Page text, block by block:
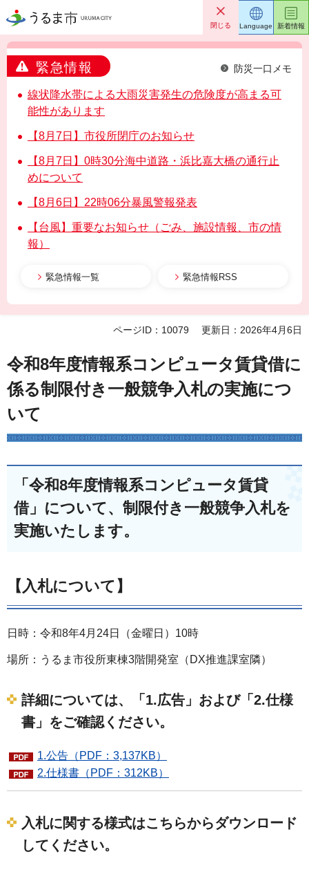
うるま市 閉じる
緊急情報 防災一口メモ
線状降水帯による大雨災害発生の危険度が高まる可
能性があります
【8月7日】市役所閉庁のお知らせ
【8月7日】0時30分海中道路・浜比嘉大橋の通行止
めについて
【8月6日】22時06分暴風警報発表
【台風】重要なお知らせ（ごみ、施設情報、市の情
報）
緊急情報一覧 緊急情報RSS
Language 新着情報
ページID：10079 更新日：2026年4月6日
令和8年度情報系コンピュータ賃貸借に
係る制限付き一般競争入札の実施につ
いて
「令和8年度情報系コンピュータ賃貸
借」について、制限付き一般競争入札を
実施いたします。
【入札について】
日時：令和8年4月24日（金曜日）10時
場所：うるま市役所東棟3階開発室（DX推進課室隣）
詳細については、「1.広告 」および「2.仕様
書 」をご確認ください。
1.公告（PDF：3,137KB）
2.仕様書（PDF：312KB）
入札に関する様式はこちらからダウンロード
してください。